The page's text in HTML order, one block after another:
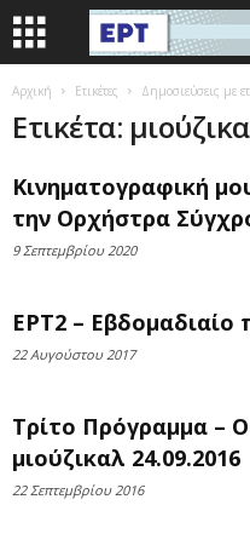
Αρχική Ετικέτες Δημοσιεύσεις με
Ετικέτα:
Κινηματογραφική
την Ορχήστρα
9 Σεπτεμβρίου 2020
ΕΡΤ2 – Εβδομαδιαίο
22 Αυγούστου 2017
Τρίτο Πρόγραμμα –
μιούζικαλ 24.09.2016
22 Σεπτεμβρίου 2016